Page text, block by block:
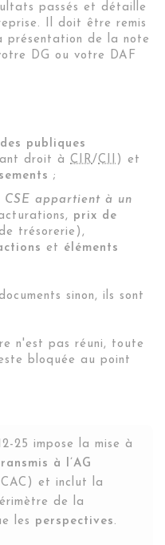
passés et détaille
Il doit être remis
présentation de la note
DG ou votre DAF
publiques
droit à CIR/CII
) et
;
CSE appartient à un
prix de
trésorerie),
et éléments
sinon, ils sont
n'est pas réuni, toute
bloquée au point
25 impose la mise à
à l’AG
et inclut la
de la
les perspectives .